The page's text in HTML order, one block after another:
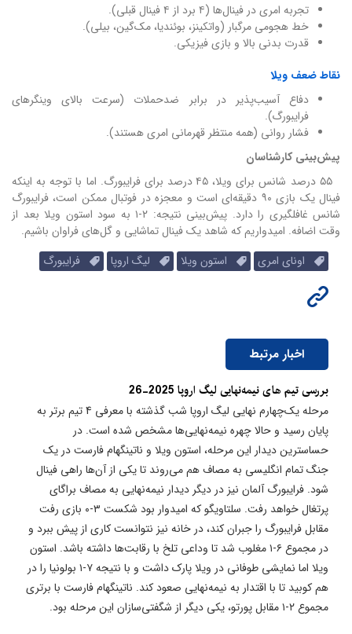
تجربه امری در فینال‌ها (۴ برد از ۴ فینال قبلی).
خط هجومی مرگبار (واتکینز، بوئندیا، مک‌گین، بیلی).
قدرت بدنی بالا و بازی فیزیکی.
نقاط ضعف ویلا
دفاع آسیب‌پذیر در برابر ضدحملات (سرعت بالای وینگرهای
فرایبورگ).
فشار روانی (همه منتظر قهرمانی امری هستند).
پیش‌بینی کارشناسان
۵۵ درصد شانس برای ویلا، ۴۵ درصد برای فرایبورگ. اما با توجه به اینکه
فینال یک بازی ۹۰ دقیقه‌ای است و معجزه در فوتبال ممکن است، فرایبورگ
شانس غافلگیری را دارد. پیش‌بینی نتیجه: ۲-۱ به سود استون ویلا بعد از
وقت اضافه. امیدواریم که شاهد یک فینال تماشایی و گل‌های فراوان باشیم.
اونای امری
استون ویلا لیگ اروپا فرایبورگ
اخبار مرتبط
بررسی تیم های نیمه‌نهایی لیگ اروپا 2025-26
مرحله یک‌چهارم نهایی لیگ اروپا شب گذشته با معرفی 4 تیم برتر به
پایان رسید و حالا چهره نیمه‌نهایی‌ها مشخص شده است. در
حساسترین دیدار این مرحله، استون ویلا و ناتینگهام فارست در یک
جنگ تمام انگلیسی به مصاف هم می‌روند تا یکی از آن‌ها راهی فینال
شود. فرایبورگ آلمان نیز در دیگر دیدار نیمه‌نهایی به مصاف براگای
پرتغال خواهد رفت. سلتاویگو که امیدوار بود شکست ۳-۰ بازی رفت
مقابل فرایبورگ را جبران کند، در خانه نیز نتوانست کاری از پیش ببرد و
در مجموع ۶-۱ مغلوب شد تا وداعی تلخ با رقابت‌ها داشته باشد. استون
ویلا اما نمایشی طوفانی در ویلا پارک داشت و با نتیجه ۷-۱ بولونیا را در
هم کوبید تا با اقتدار به نیمه‌نهایی صعود کند. ناتینگهام فارست با برتری
مجموع ۲-۱ مقابل پورتو، یکی دیگر از شگفتی‌سازان این مرحله بود.